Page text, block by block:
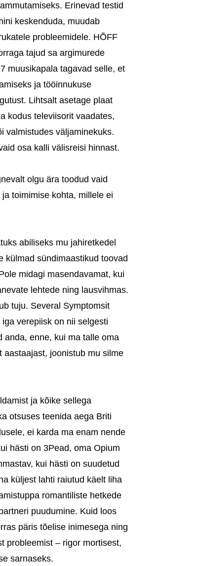
Erinevad testid
keskenduda, muudab
probleemidele. HÕFF
tajud sa argimurede
muusikapala tagavad selle, et
ja tööinnukuse
Lihtsalt asetage plaat
kodus televiisorit vaadates,
valmistudes väljaminekuks.
osa kalli välisreisi hinnast.
olgu ära toodud vaid
toimimise kohta, millele ei
abiliseks mu jahiretkedel
külmad sündimaastikud toovad
midagi masendavamat, kui
lehtede ning lausvihmas.
tuju. Several Symptomsit
verepiisk on nii selgesti
anda, enne, kui ma talle oma
aastaajast, joonistub mu silme
ja kõike sellega
otsuses teenida aega Briti
ei karda ma enam nende
hästi on 3Pead, oma Opium
kui hästi on suudetud
küljest lahti raiutud käelt liha
romantiliste hetkede
puudumine. Kuid loos
päris tõelise inimesega ning
probleemist – rigor mortisest,
sarnaseks.